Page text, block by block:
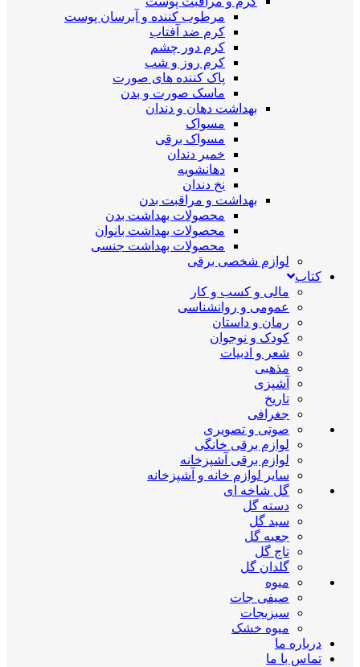
مرطوب کننده و آبرسان پوست
کرم ضد آفتاب
کرم دور چشم
کرم روز و شب
پاک کننده های صورت
ماسک صورت و بدن
بهداشت دهان و دندان
مسواک
مسواک برقی
خمیر دندان
دهانشویه
نخ دندان
بهداشت و مراقبت بدن
محصولات بهداشت بدن
محصولات بهداشت بانوان
محصولات بهداشت جنسی
لوازم شخصی برقی
کتاب
مالی و کسب و کار
عمومی و روانشناسی
رمان و داستان
کودک و نوجوان
شعر و ادبیات
مذهبی
آشپزی
تاریخ
جغرافی
صوتی و تصویری
لوازم برقی خانگی
لوازم برقی آشپزخانه
سایر لوازم خانه و آشپزخانه
گل شاخه ای
دسته گل
سبد گل
جعبه گل
تاج گل
گلدان گل
میوه
صیفی جات
سبزیجات
میوه خشک
درباره ما
تماس با ما